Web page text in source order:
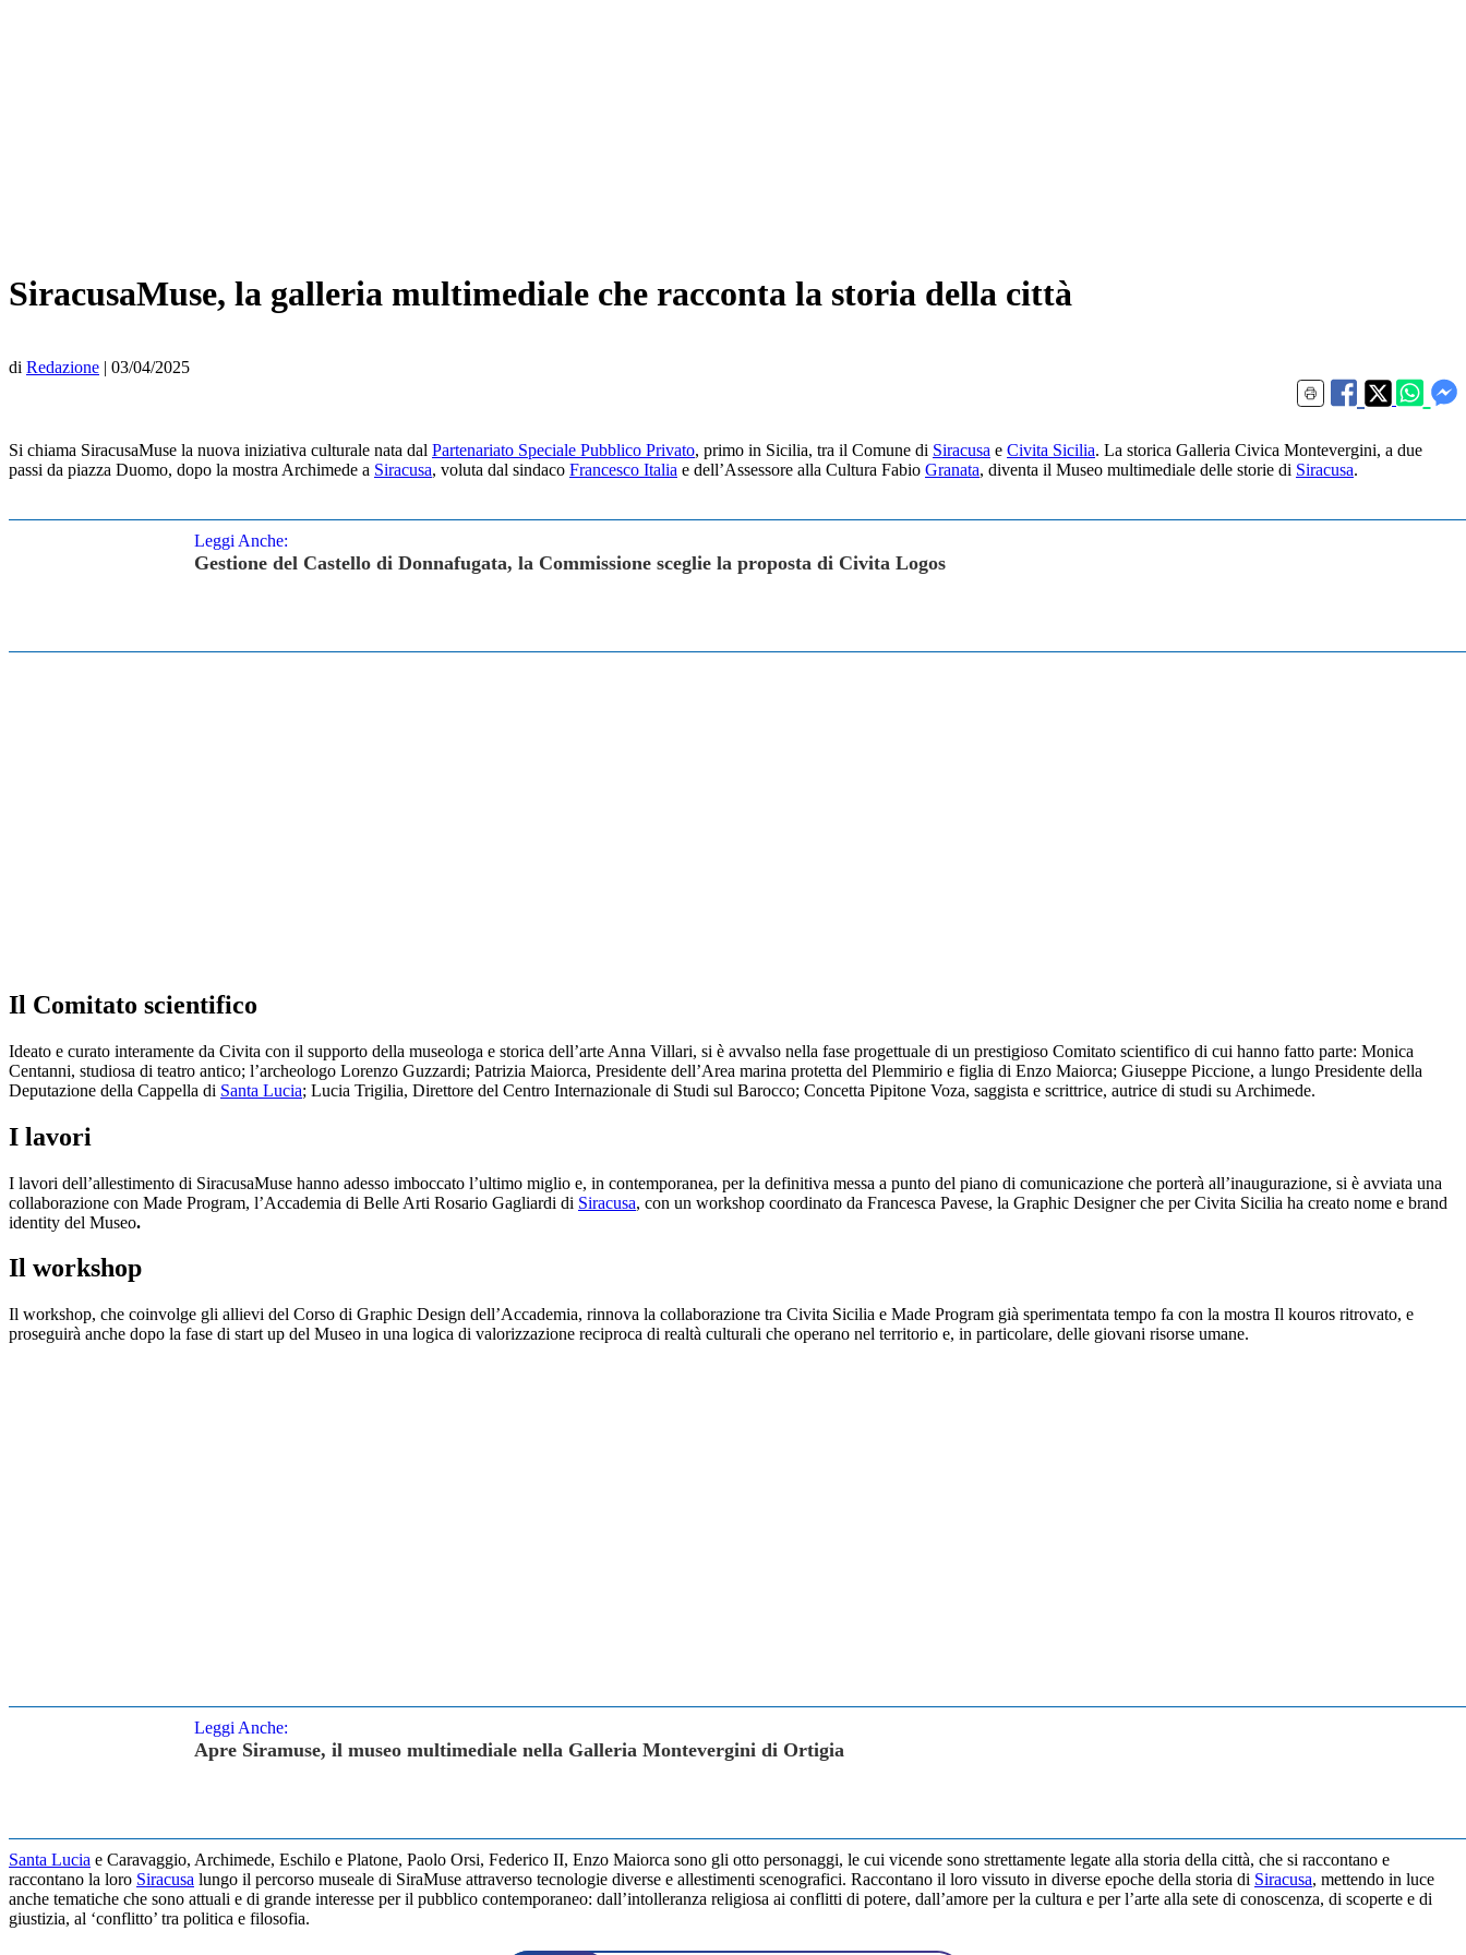
SiracusaMuse, la galleria multimediale che racconta la storia della città
di Redazione | 03/04/2025
Si chiama SiracusaMuse la nuova iniziativa culturale nata dal Partenariato Speciale Pubblico Privato, primo in Sicilia, tra il Comune di Siracusa e Civita Sicilia. La storica Galleria Civica Montevergini, a due
passi da piazza Duomo, dopo la mostra Archimede a Siracusa, voluta dal sindaco Francesco Italia e dell’Assessore alla Cultura Fabio Granata, diventa il Museo multimediale delle storie di Siracusa.
Leggi Anche:
Gestione del Castello di Donnafugata, la Commissione sceglie la proposta di Civita Logos
Il Comitato scientifico
Ideato e curato interamente da Civita con il supporto della museologa e storica dell’arte Anna Villari, si è avvalso nella fase progettuale di un prestigioso Comitato scientifico di cui hanno fatto parte: Monica
Centanni, studiosa di teatro antico; l’archeologo Lorenzo Guzzardi; Patrizia Maiorca, Presidente dell’Area marina protetta del Plemmirio e figlia di Enzo Maiorca; Giuseppe Piccione, a lungo Presidente della
Deputazione della Cappella di Santa Lucia; Lucia Trigilia, Direttore del Centro Internazionale di Studi sul Barocco; Concetta Pipitone Voza, saggista e scrittrice, autrice di studi su Archimede.
I lavori
I lavori dell’allestimento di SiracusaMuse hanno adesso imboccato l’ultimo miglio e, in contemporanea, per la definitiva messa a punto del piano di comunicazione che porterà all’inaugurazione, si è avviata una
collaborazione con Made Program, l’Accademia di Belle Arti Rosario Gagliardi di Siracusa, con un workshop coordinato da Francesca Pavese, la Graphic Designer che per Civita Sicilia ha creato nome e brand
identity del Museo.
Il workshop
Il workshop, che coinvolge gli allievi del Corso di Graphic Design dell’Accademia, rinnova la collaborazione tra Civita Sicilia e Made Program già sperimentata tempo fa con la mostra Il kouros ritrovato, e
proseguirà anche dopo la fase di start up del Museo in una logica di valorizzazione reciproca di realtà culturali che operano nel territorio e, in particolare, delle giovani risorse umane.
Leggi Anche:
Apre Siramuse, il museo multimediale nella Galleria Montevergini di Ortigia
Santa Lucia e Caravaggio, Archimede, Eschilo e Platone, Paolo Orsi, Federico II, Enzo Maiorca sono gli otto personaggi, le cui vicende sono strettamente legate alla storia della città, che si raccontano e
raccontano la loro Siracusa lungo il percorso museale di SiraMuse attraverso tecnologie diverse e allestimenti scenografici. Raccontano il loro vissuto in diverse epoche della storia di Siracusa, mettendo in luce
anche tematiche che sono attuali e di grande interesse per il pubblico contemporaneo: dall’intolleranza religiosa ai conflitti di potere, dall’amore per la cultura e per l’arte alla sete di conoscenza, di scoperte e di
giustizia, al ‘conflitto’ tra politica e filosofia.